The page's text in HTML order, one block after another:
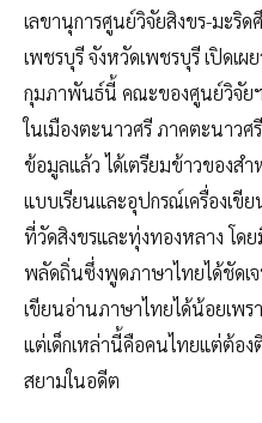
เลขานุการศูนย์วิจัยสิงขร-มะริ
เพชรบุรี จังหวัดเพชรบุรี เปิดเผ
กุมภาพันธ์นี้ คณะของศูนย์วิจัย
ในเมืองตะนาวศรี ภาคตะนาวศ
ข้อมูลแล้ว ได้เตรียมข้าวของสำ
แบบเรียนและอุปกรณ์เครื่องเขี
ที่วัดสิงขรและทุ่งทองหลาง โดย
พลัดถิ่นซึ่งพูดภาษาไทยได้ชัดเ
เขียนอ่านภาษาไทยได้น้อยเพร
แต่เด็กเหล่านี้คือคนไทยแต่ต้อ
สยามในอดีต